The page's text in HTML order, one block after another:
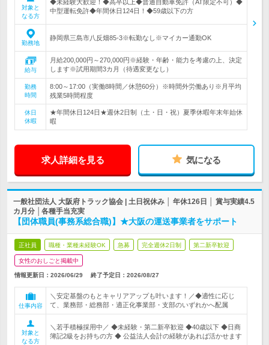
対象と
なる方
◆未経験大歓迎！◆高卒以上◆普通自動車免許（AT限定不可）◆
中型運転免許◆年間休日124日！◆59歳以下の方
勤務地
静岡県三島市八反畑85-3※転勤なし※マイカー通勤OK
給与
月給200,000円～270,000円※経験・年齢・能力を考慮の上、決定
します※試用期間3カ月（待遇変更なし）
勤務
時間
8:00～17:00（実働8時間／休憩60分）※時間外労働あり※月平均
残業5時間程度
休日
休暇
★年間休日124日★週休2日制（土・日・祝）夏季休暇年末年始休
暇
求人詳細を見る 気になる
一般社団法人 大阪府トラック協会 | 土日祝休み │ 年休126日 │ 賞与実績4.5
カ月分 │各種手当充実
【団体職員(事務系総合職)】★大阪の運送事業者をサポート
正社員 職種・業種未経験OK 急募 完全週休2日制 第二新卒歓迎
女性のおしごと掲載中
情報更新日：2026/06/29 終了予定日： 2026/08/27
仕事内容
＼安定基盤のもとキャリアアップも叶います！／◆適性に応じ
て、業務部・総務部・適正化事業部・支部のいずれかへ配属
対象と
なる方
＼若手積極採用中／ ◆未経験・第二新卒歓迎 ◆40歳以下 ◆日商
簿記2級をお持ちの方 ◆ 公益法人会計の経験があれば活かせます